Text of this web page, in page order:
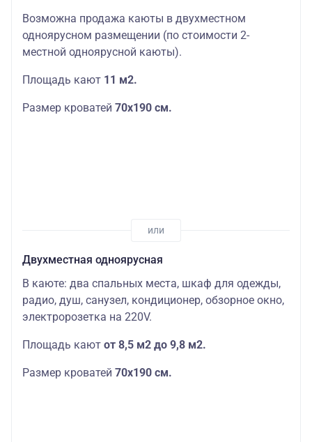
Возможна продажа каюты в двухместном
одноярусном размещении (по стоимости 2-
местной одноярусной каюты).
Площадь кают 11 м2.
Размер кроватей 70х190 см.
Двухместная одноярусная
В каюте: два спальных места, шкаф для одежды,
радио, душ, санузел, кондиционер, обзорное окно,
электророзетка на 220V.
Площадь кают от 8,5 м2 до 9,8 м2.
Размер кроватей 70х190 см.